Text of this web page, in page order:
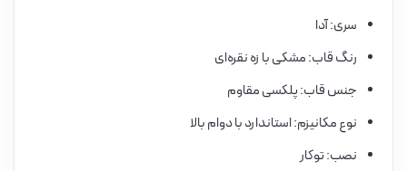
سری: آدا
رنگ قاب: مشکی با زه نقره‌ای
جنس قاب: پلکسی مقاوم
نوع مکانیزم: استاندارد با دوام بالا
نصب: توکار